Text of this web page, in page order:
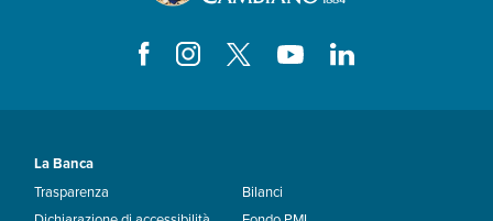
La Banca
Trasparenza
Bilanci